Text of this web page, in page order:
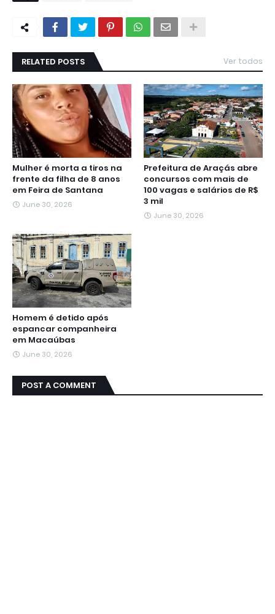
RELATED POSTS Ver todos
Mulher é morta a tiros na
frente da filha de 8 anos
em Feira de Santana
June 30, 2026
Prefeitura de Araçás abre
concursos com mais de
100 vagas e salários de R$
3 mil
June 30, 2026
Homem é detido após
espancar companheira
em Macaúbas
June 30, 2026
POST A COMMENT